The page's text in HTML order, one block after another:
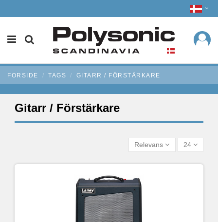
FORSIDE TAGS GITARR / FÖRSTÄRKARE
Gitarr / Förstärkare
Relevans 24